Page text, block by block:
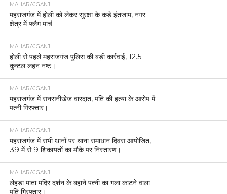
MAHARAJGANJ
महराजगंज में होली को लेकर सुरक्षा के कड़े इंतजाम, नगर
क्षेत्र में फ्लैग मार्च
MAHARAJGANJ
होली से पहले महराजगंज पुलिस की बड़ी कार्रवाई, 12.5
कुन्टल लहन नष्ट।
MAHARAJGANJ
महराजगंज में सनसनीखेज वारदात, पति की हत्या के आरोप में
पत्नी गिरफ्तार।
MAHARAJGANJ
महराजगंज में सभी थानों पर थाना समाधान दिवस आयोजित,
39 में से 9 शिकायतों का मौके पर निस्तारण।
MAHARAJGANJ
लेहड़ा माता मंदिर दर्शन के बहाने पत्नी का गला काटने वाला
पति गिरफ्तार।